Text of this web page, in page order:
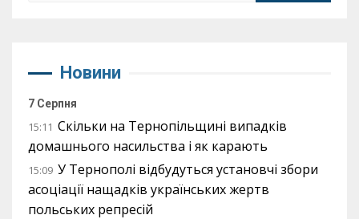
Новини
7 Серпня
15:11 Скільки на Тернопільщині випадків
домашнього насильства і як карають
15:09 У Тернополі відбудуться установчі збори
асоціації нащадків українських жертв
польських репресій